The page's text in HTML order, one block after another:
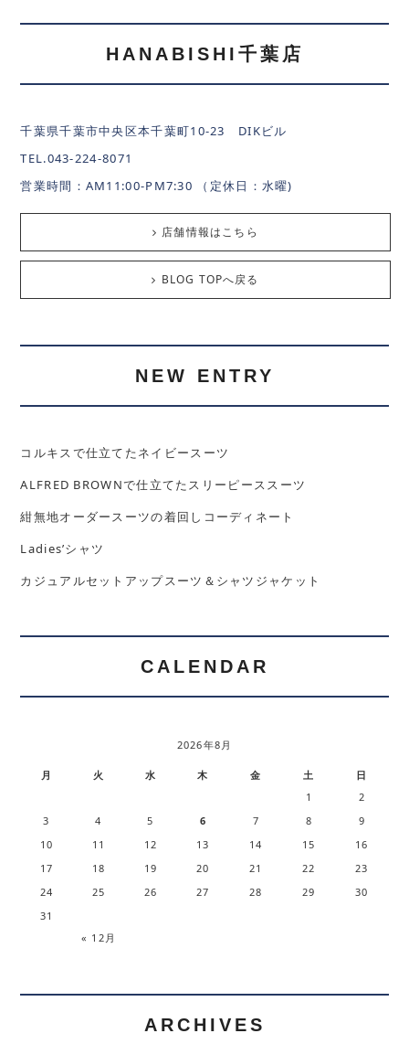
HANABISHI千葉店
千葉県千葉市中央区本千葉町10-23 DIKビル
TEL.043-224-8071
営業時間：AM11:00-PM7:30 （定休日：水曜)
店舗情報はこちら
BLOG TOPへ戻る
NEW ENTRY
コルキスで仕立てたネイビースーツ
ALFRED BROWNで仕立てたスリーピーススーツ
紺無地オーダースーツの着回しコーディネート
Ladies’シャツ
カジュアルセットアップスーツ＆シャツジャケット
CALENDAR
2026年8月
月 火 水 木 金 土 日
« 12月
1
2
3
4 5 6 7 8
9
10
11 12 13 14 15
16
17
18 19 20 21 22
23
24
25 26 27 28 29
30
31
ARCHIVES